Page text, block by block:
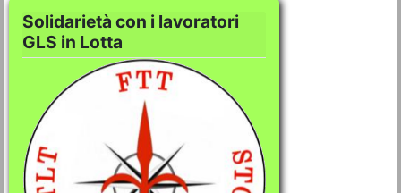
Solidarietà con i lavoratori
GLS in Lotta